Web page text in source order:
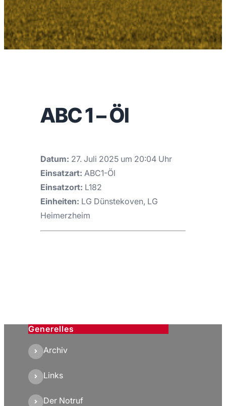
ABC 1 – Öl
Datum: 27. Juli 2025 um 20:04 Uhr
Einsatzart: ABC1-Öl
Einsatzort: L182
Einheiten: LG Dünstekoven, LG
Heimerzheim
Generelles
Archiv
Links
Der Notruf